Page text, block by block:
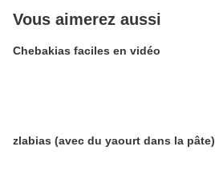
Vous aimerez aussi
Chebakias faciles en vidéo
zlabias (avec du yaourt dans la pâte)